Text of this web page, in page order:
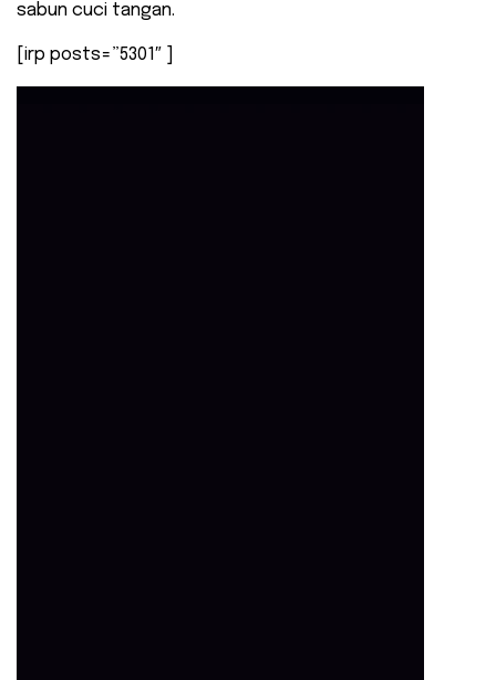
sabun cuci tangan.
[irp posts=”5301″ ]